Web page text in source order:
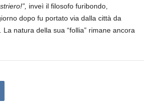
inveì il filosofo furibondo,
dopo fu portato via dalla città da
La natura della sua “follia” rimane ancora